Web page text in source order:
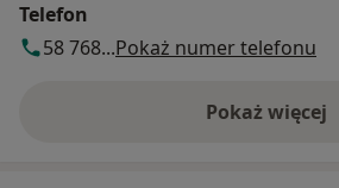
Telefon
58 768...Pokaż numer telefonu
Pokaż więcej
o adresie